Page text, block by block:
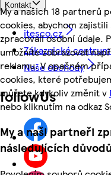
My a našich 18 partnerů
cookies, abychom
zpracovali osobní údaje.
umožníte zobrazovat
reklamu. V opačném
cookies, které
můžete kdykoliv změnit v
nebo kliknutím na odkaz
My a naši partneři
následujících důvodů
Kontakt
itesco.cz
Zákaznické
Naše obchody
followUs